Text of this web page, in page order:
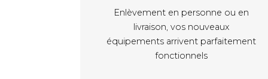
Enlèvement en personne ou en
livraison, vos nouveaux
équipements arrivent parfaitement
fonctionnels